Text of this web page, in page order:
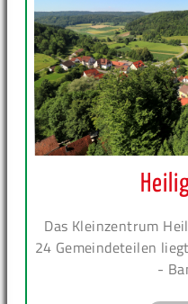
Das Kleinzentrum
24 Gemeindeteilen
-